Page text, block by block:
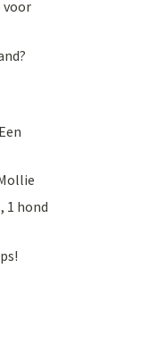
voor
1 hond